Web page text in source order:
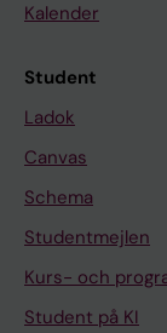
Kalender
Student
Ladok
Canvas
Schema
Studentmejlen
Kurs- och
Student på KI